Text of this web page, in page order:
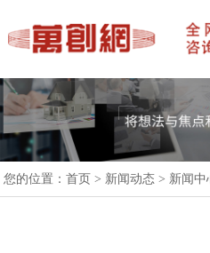
您的位置：首页 > 新闻动态 > 新闻中